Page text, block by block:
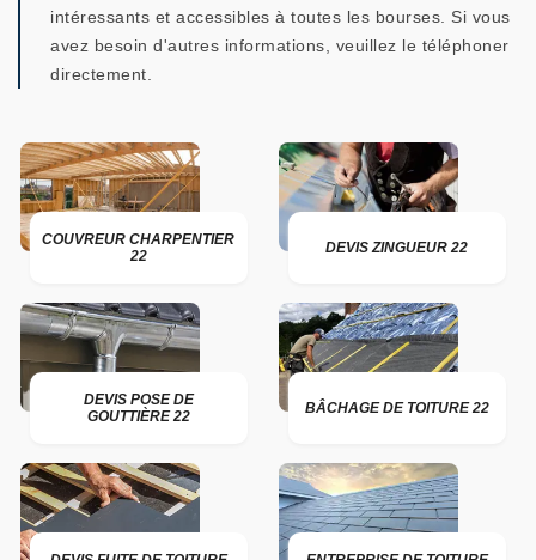
intéressants et accessibles à toutes les bourses. Si vous
avez besoin d'autres informations, veuillez le téléphoner
directement.
COUVREUR CHARPENTIER
22
DEVIS ZINGUEUR 22
DEVIS POSE DE
GOUTTIÈRE 22
BÂCHAGE DE TOITURE 22